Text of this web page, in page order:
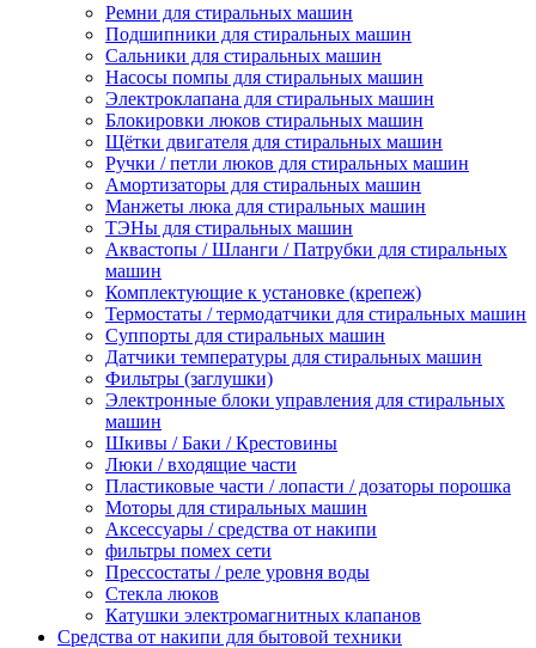
Ремни для стиральных машин
Подшипники для стиральных машин
Сальники для стиральных машин
Насосы помпы для стиральных машин
Электроклапана для стиральных машин
Блокировки люков стиральных машин
Щётки двигателя для стиральных машин
Ручки / петли люков для стиральных машин
Амортизаторы для стиральных машин
Манжеты люка для стиральных машин
ТЭНы для стиральных машин
Аквастопы / Шланги / Патрубки для стиральных
машин
Комплектующие к установке (крепеж)
Термостаты / термодатчики для стиральных машин
Суппорты для стиральных машин
Датчики температуры для стиральных машин
Фильтры (заглушки)
Электронные блоки управления для стиральных
машин
Шкивы / Баки / Крестовины
Люки / входящие части
Пластиковые части / лопасти / дозаторы порошка
Моторы для стиральных машин
Аксессуары / средства от накипи
фильтры помех сети
Прессостаты / реле уровня воды
Стекла люков
Катушки электромагнитных клапанов
Средства от накипи для бытовой техники